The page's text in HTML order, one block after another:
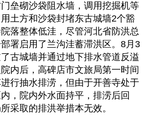
垒砌沙袋阻水墙，调用挖掘机等
土方和沙袋封堵东古城墙2个豁
落整体低洼，尽管河北省防洪总
署启用了兰沟洼蓄滞洪区。8月3
古城墙并通过地下排水管道反溢
内后，高碑店市文旅局第一时间
行抽水排涝，但由于开善寺处于
，院内外水面持平，排涝后回
采取的排洪举措本无效。